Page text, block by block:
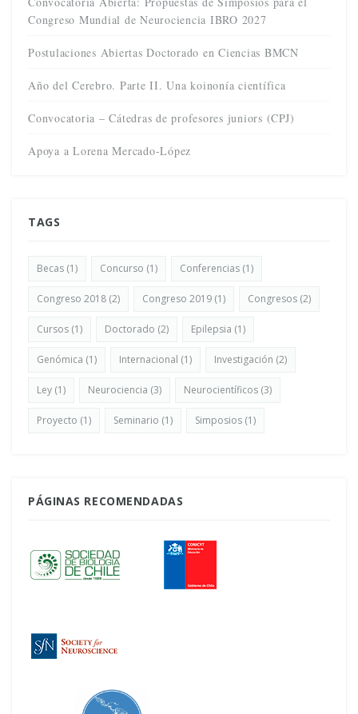
Congreso Mundial de Neurociencia IBRO 2027
Postulaciones Abiertas Doctorado en Ciencias BMCN
Año del Cerebro. Parte II. Una koinonía científica
Convocatoria – Cátedras de profesores juniors (CPJ)
Apoya a Lorena Mercado-López
TAGS
Becas (1) Concurso (1) Conferencias (1)
Congreso 2018 (2) Congreso 2019 (1) Congresos (2)
Cursos (1) Doctorado (2) Epilepsia (1)
Genómica (1) Internacional (1) Investigación (2)
Ley (1) Neurociencia (3) Neurocientíficos (3)
Proyecto (1) Seminario (1) Simposios (1)
PÁGINAS RECOMENDADAS